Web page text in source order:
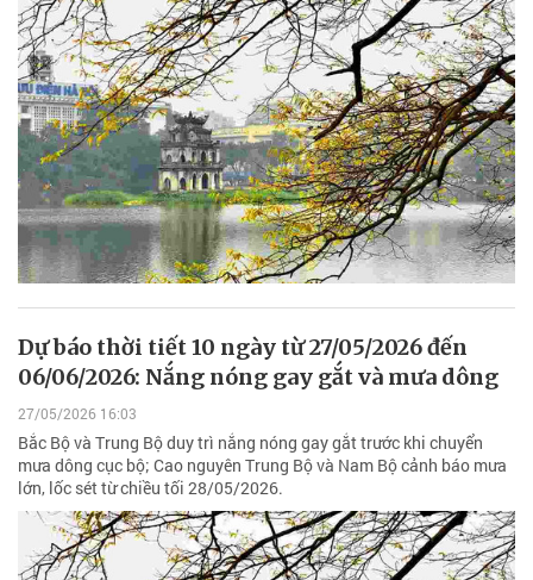
Dự báo thời tiết 10 ngày từ 27/05/2026 đến
06/06/2026: Nắng nóng gay gắt và mưa dông
27/05/2026 16:03
Bắc Bộ và Trung Bộ duy trì nắng nóng gay gắt trước khi chuyển
mưa dông cục bộ; Cao nguyên Trung Bộ và Nam Bộ cảnh báo mưa
lớn, lốc sét từ chiều tối 28/05/2026.